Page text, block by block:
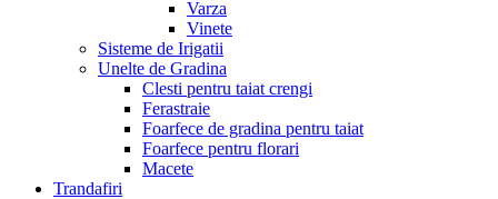
Varza
Vinete
Sisteme de Irigatii
Unelte de Gradina
Clesti pentru taiat crengi
Ferastraie
Foarfece de gradina pentru taiat
Foarfece pentru florari
Macete
Trandafiri